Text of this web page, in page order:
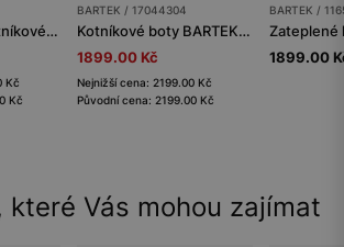
Tmavě modré kotníkové boty s hnědými detaily BARTEK 86315-71
Kč
Kč
BARTEK / 17044304
Kotníkové boty BARTEK 17044304, tmavě modré
1899.00 Kč
Nejnižší cena: 2199.00 Kč
Původní cena: 2199.00 Kč
BARTEK /
1899.00
které Vás mohou zajímat